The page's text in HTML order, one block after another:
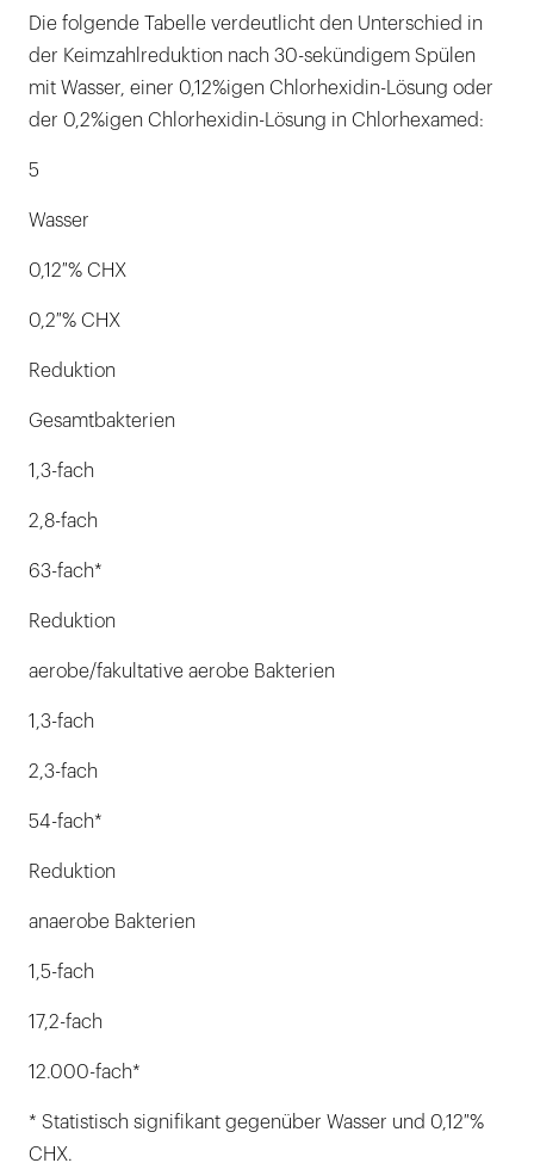
Die folgende Tabelle verdeutlicht den Unterschied in
der Keimzahlreduktion nach 30-sekündigem Spülen
mit Wasser, einer 0,12%igen Chlorhexidin-Lösung oder
der 0,2%igen Chlorhexidin-Lösung in Chlorhexamed:
5
Wasser
0,12 % CHX
0,2 % CHX
Reduktion
Gesamtbakterien
1,3-fach
2,8-fach
63-fach*
Reduktion
aerobe/fakultative aerobe Bakterien
1,3-fach
2,3-fach
54-fach*
Reduktion
anaerobe Bakterien
1,5-fach
17,2-fach
12.000-fach*
* Statistisch signifikant gegenüber Wasser und 0,12 %
CHX.